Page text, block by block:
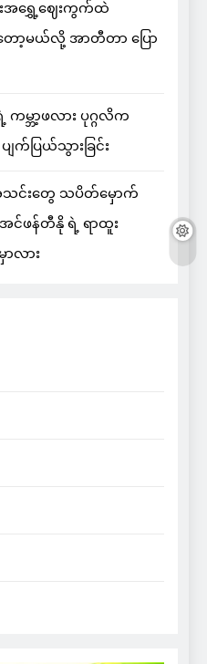
င်းအရွှေ့ဈေးကွက်ထဲ
ော့မယ်လို့ အာတီတာ ပြော
ကမ္ဘာ့ဖလား ပုဂ္ဂလိက
ျက်ပြယ်သွားခြင်း
သင်းတွေ သပိတ်မှောက်
အင်ဖန်တီနို ရဲ့ ရာထူး
လား